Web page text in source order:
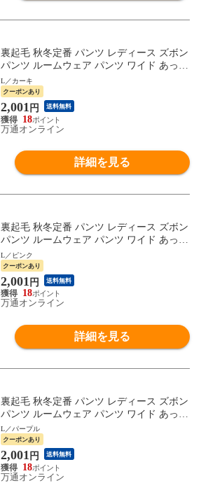
裏起毛 秋冬定番 パンツ レディース ズボン
パンツ ルームウェア パンツ ワイド あった
か ズボン 美脚 ゆったり スウェット 通勤
部屋着 きれいめ 防寒 厚手 体型カバー 選
べる丈 イージーパンツ 高身長 低身長 暖パ
ン 黒 TOKAIZ Lite
L／カーキ
クーポンあり
2,001 円 送料無料
18
万通オンライン
詳細を見る
裏起毛 秋冬定番 パンツ レディース ズボン
パンツ ルームウェア パンツ ワイド あった
か ズボン 美脚 ゆったり スウェット 通勤
部屋着 きれいめ 防寒 厚手 体型カバー 選
べる丈 イージーパンツ 高身長 低身長 暖パ
ン 黒 TOKAIZ Lite
L／ピンク
クーポンあり
2,001 円 送料無料
18
万通オンライン
詳細を見る
裏起毛 秋冬定番 パンツ レディース ズボン
パンツ ルームウェア パンツ ワイド あった
か ズボン 美脚 ゆったり スウェット 通勤
部屋着 きれいめ 防寒 厚手 体型カバー 選
べる丈 イージーパンツ 高身長 低身長 暖パ
ン 黒 TOKAIZ Lite
L／パープル
クーポンあり
2,001 円 送料無料
18
万通オンライン